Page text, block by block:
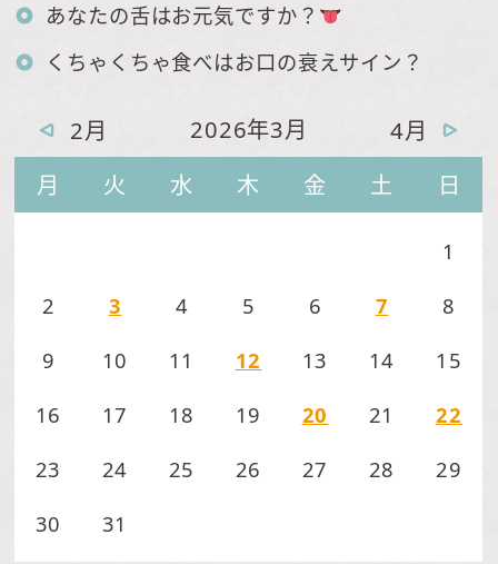
あなたの舌はお元気ですか？
くちゃくちゃ食べはお口の衰えサイン？
2026年3月
月
火 水 木 金 土 日
2月 4月
1
2
3 4 5 6 7
8
9
10 11 12 13 14
15
16
17 18 19 20 21
22
23
24 25 26 27 28
29
30
31